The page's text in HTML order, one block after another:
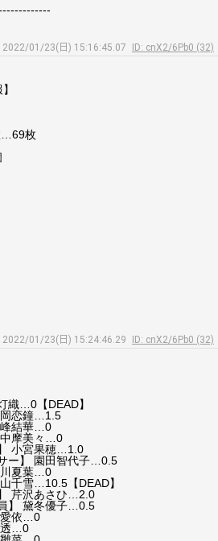
2022/01/23(日) 15:16:45.07
ID: cnX2/6Pb0 (32)
…69枚
2022/01/23(日) 15:24:46.29
ID: cnX2/6Pb0 (32)
織…0【DEAD】
岡恋鐘…1.5
峰結華…0
中摩美々…0
小宮果穂…1.0
ー】 園田智代子…0.5
川夏葉…0
千雪…10.5【DEAD】
芹沢あさひ…2.0
】 黛冬優子…0.5
愛依…0
透…0